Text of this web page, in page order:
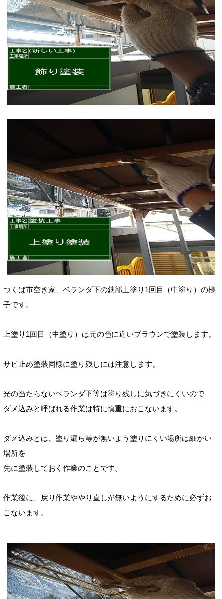
つくば市空き家、 ベランダ下の鉄部 上塗り1回目（中塗り） の様
子です。
上塗り1回目（中塗り） は元の色に近いブラウンで塗装します。
サビ止め塗装同様に塗り残しには注意します。
光の当たらないベランダ下等は塗り残しに気づきにくいので
ダメ込みと呼ばれる作業は特に慎重におこないます。
ダメ込みとは、塗り漏ら等が無いよう塗りにくい場所は細かい
場所を
先に塗装しておく作業のことです。
作業後に、戻り作業ややり直しが無いようにするために必ずお
こないます。